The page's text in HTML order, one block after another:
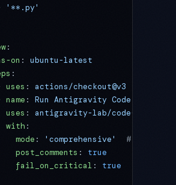
'**.py'
:
on
: ubuntu-latest
:
uses : actions/checkout@v3
name : Run Antigravity Code Review
uses
: antigravity-lab/code-review-
with
:
mode
: 'comprehensive'
#
post_comments
: true
fail_on_critical
: true